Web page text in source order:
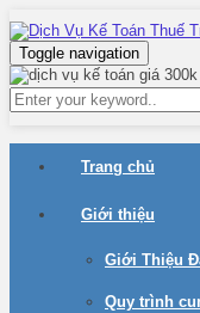
Toggle navigation
Trang chủ
Giới thiệu
Giới Thiệu
Quy trình